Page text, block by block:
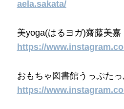
aela.sakata/
美yoga(はるヨガ)齋藤美嘉
https://
おもちゃ図書館うっぷた
https://